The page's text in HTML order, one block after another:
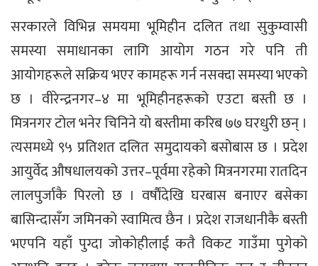
सरकारले विभिन्न समयमा भूमिहीन दलित तथा सुकुम्वासी
समस्या समाधानका लागि आयोग गठन गरे पनि ती
आयोगहरूले सक्रिय भएर कामहरू गर्न नसक्दा समस्या भएको
छ । वीरेन्द्रनगर–४ मा भूमिहीनहरूको एउटा बस्ती छ ।
मित्रनगर टोल भनेर चिनिने यो बस्तीमा करिब ७७ घरधुरी छन् ।
त्यसमध्ये ९५ प्रतिशत दलित समुदायको बसोबास छ । प्रदेश
आयुर्वेद औषधालयको उत्तर–पूर्वमा रहेको मित्रनगरमा रातदिन
लालपुर्जाकै पिरलो छ । वर्षाैंदेखि घरबास बनाएर बसेका
बासिन्दासँग जमिनको स्वामित्व छैन । प्रदेश राजधानीकै बस्ती
भएपनि यहाँ पुग्दा जोकोहीलाई कतै विकट गाउँमा पुगेको